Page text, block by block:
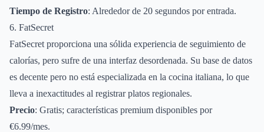
Tiempo de Registro: Alrededor de 20 segundos por entrada.
6. FatSecret
FatSecret proporciona una sólida experiencia de seguimiento de
calorías, pero sufre de una interfaz desordenada. Su base de datos
es decente pero no está especializada en la cocina italiana, lo que
lleva a inexactitudes al registrar platos regionales.
Precio: Gratis; características premium disponibles por
€6.99/mes.